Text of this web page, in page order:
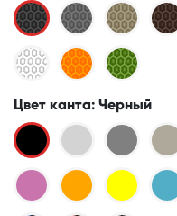
Цвет канта: Черный